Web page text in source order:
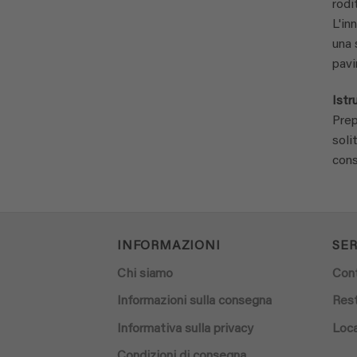
una
INFORMAZIONI
Chi siamo
Informazioni sulla consegna
Informativa sulla privacy